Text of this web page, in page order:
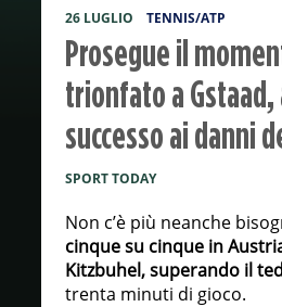
26 LUGLIO TENNIS/ATP
Prosegue il
trionfato a
successo ai danni
SPORT TODAY
Non c’è più neanche
cinque su cinque in
Kitzbuhel, superando il
trenta minuti di gioco.